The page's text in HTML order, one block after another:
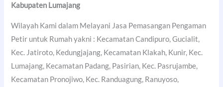
Kabupaten Lumajang
Wilayah Kami dalam Melayani Jasa Pemasangan Pengaman
Petir untuk Rumah yakni : Kecamatan Candipuro, Gucialit,
Kec. Jatiroto, Kedungjajang, Kecamatan Klakah, Kunir, Kec.
Lumajang, Kecamatan Padang, Pasirian, Kec. Pasrujambe,
Kecamatan Pronojiwo, Kec. Randuagung, Ranuyoso,